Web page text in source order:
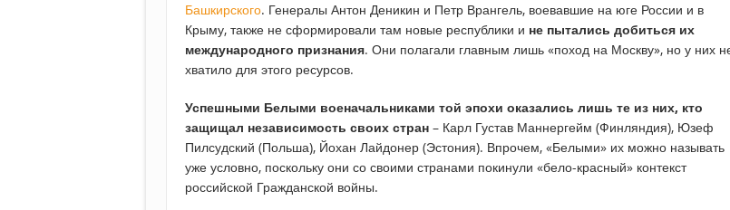
Башкирского. Генералы Антон Деникин и Петр Врангель, воевавшие на юге России и в
Крыму, также не сформировали там новые республики и не пытались добиться их
международного признания. Они полагали главным лишь «поход на Москву», но у них
хватило для этого ресурсов.
Успешными Белыми военачальниками той эпохи оказались лишь те из них, кто
защищал независимость своих стран – Карл Густав Маннергейм (Финляндия), Юзеф
Пилсудский (Польша), Йохан Лайдонер (Эстония). Впрочем, «Белыми» их можно называть
уже условно, поскольку они со своими странами покинули «бело-красный» контекст
российской Гражданской войны.